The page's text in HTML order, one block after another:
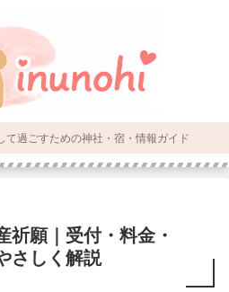
て過ごすための神社・宿・情報ガイド
祈願｜受付・料金・
さしく解説